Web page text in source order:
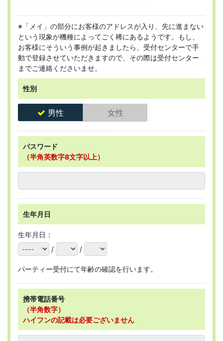
※「メイ」の部分にお客様のアドレスが入り、先に進まない
という現象が機種によってごく稀にあるようです。もし、
お客様にそういう事例が起きましたら、受付センターで手
動で登録させていただきますので、その際は受付センター
までご連絡くださいませ。
性別
男性 女性
パスワード
（半角英数字8文字以上）
生年月日
生年月日：
/
/
パーティー受付にて年齢の確認を行います。
携帯電話番号
（半角数字）
ハイフンの記載は必要ございません